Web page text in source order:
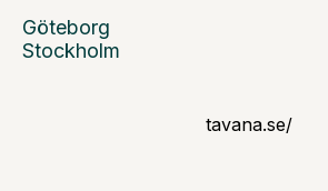
Göteborg
Stockholm
tavana.se/